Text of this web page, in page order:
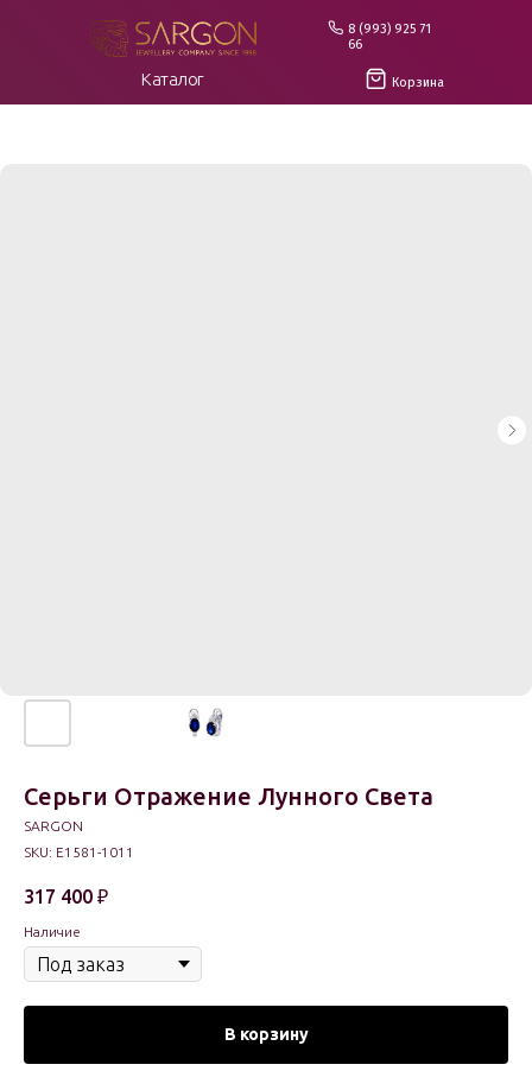
8 (993) 925 71
66
Корзина
Каталог
Серьги Отражение Лунного Света
SARGON
SKU: E1581-1011
317 400 ₽
Наличие
В корзину